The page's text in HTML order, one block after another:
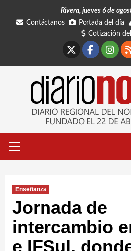
Rivera, jueves 6 de
Contáctanos
Portada del día
Cotización
primario
Enseñanza
Jornada de
intercambio
e IFSul,